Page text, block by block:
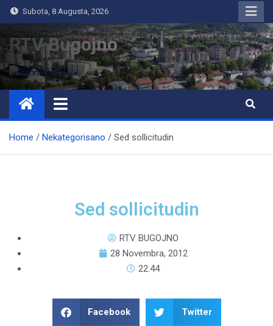
Subota, 8 Augusta, 2026
RTV Bugojno
Home Nekategorisano Sed sollicitudin
Sed sollicitudin
RTV BUGOJNO
28 Novembra, 2012
22:44
Facebook Twitter